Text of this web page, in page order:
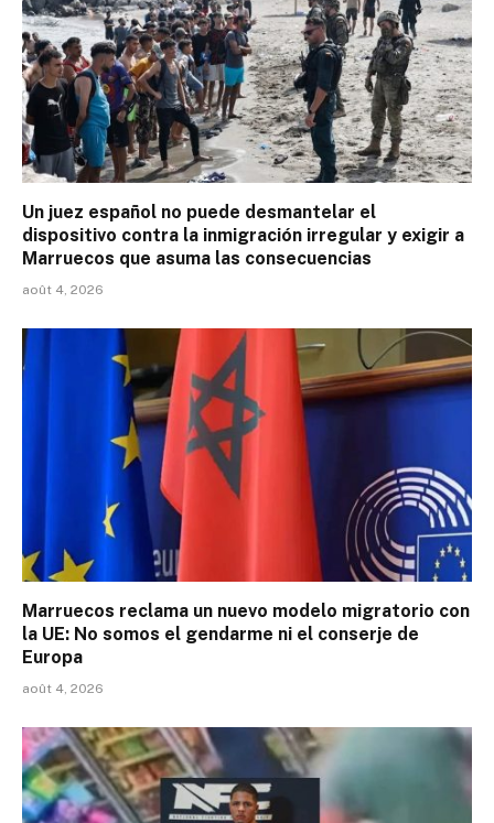
Un juez español no puede desmantelar el
dispositivo contra la inmigración irregular y exigir a
Marruecos que asuma las consecuencias
août 4, 2026
Marruecos reclama un nuevo modelo migratorio con
la UE: No somos el gendarme ni el conserje de
Europa
août 4, 2026